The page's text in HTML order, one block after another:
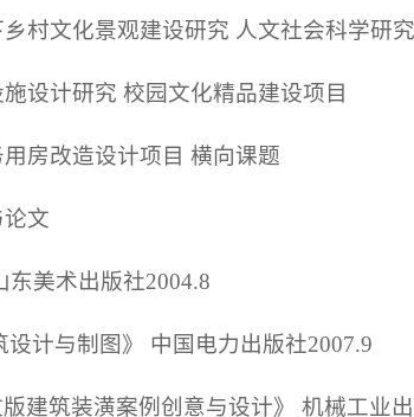
村文化景观建设研究 人文社会科学研
设计研究 校园文化精品建设项目
房改造设计项目 横向课题
文
东美术出版社2004.8
设计与制图》 中国电力出版社2007.9
版建筑装潢案例创意与设计》 机械工业